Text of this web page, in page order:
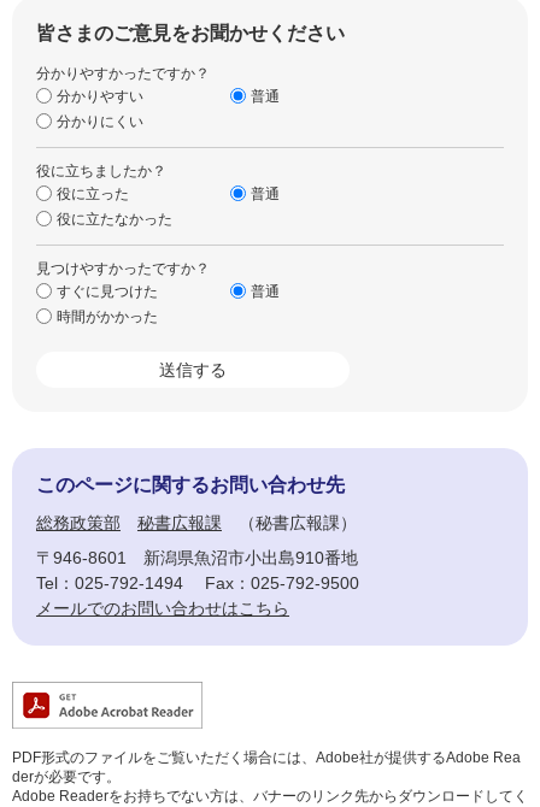
皆さまのご意見をお聞かせください
分かりやすかったですか？
分かりやすい
普通
分かりにくい
役に立ちましたか？
役に立った
普通
役に立たなかった
見つけやすかったですか？
すぐに見つけた
普通
時間がかかった
このページに関するお問い合わせ先
総務政策部 秘書広報課
秘書広報課
〒946-8601
新潟県魚沼市小出島910番地
Tel：025-792-1494
Fax：025-792-9500
メールでのお問い合わせはこちら
PDF形式のファイルをご覧いただく場合には、Adobe社が提供するAdobe Rea
derが必要です。
Adobe Readerをお持ちでない方は、バナーのリンク先からダウンロードしてく